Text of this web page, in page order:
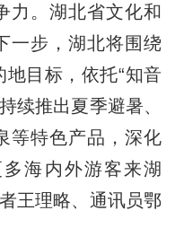
力。湖北省文化和
一步，湖北将围绕
目标，依托“知音
续推出夏季避暑、
等特色产品，深化
海内外游客来湖
王理略、通讯员鄂